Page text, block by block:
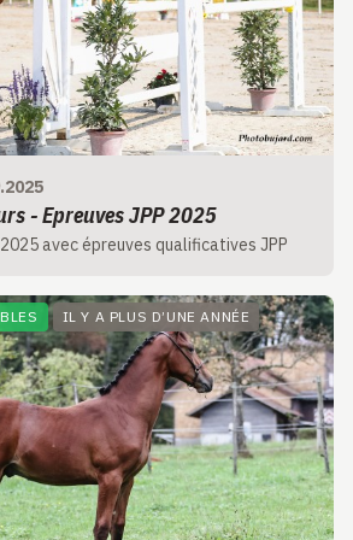
- Epreuves JPP 2025
avec épreuves qualificatives JPP
IL Y A PLUS D’UNE ANNÉE